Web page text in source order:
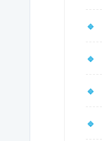
🔹
🔹
🔹
🔹